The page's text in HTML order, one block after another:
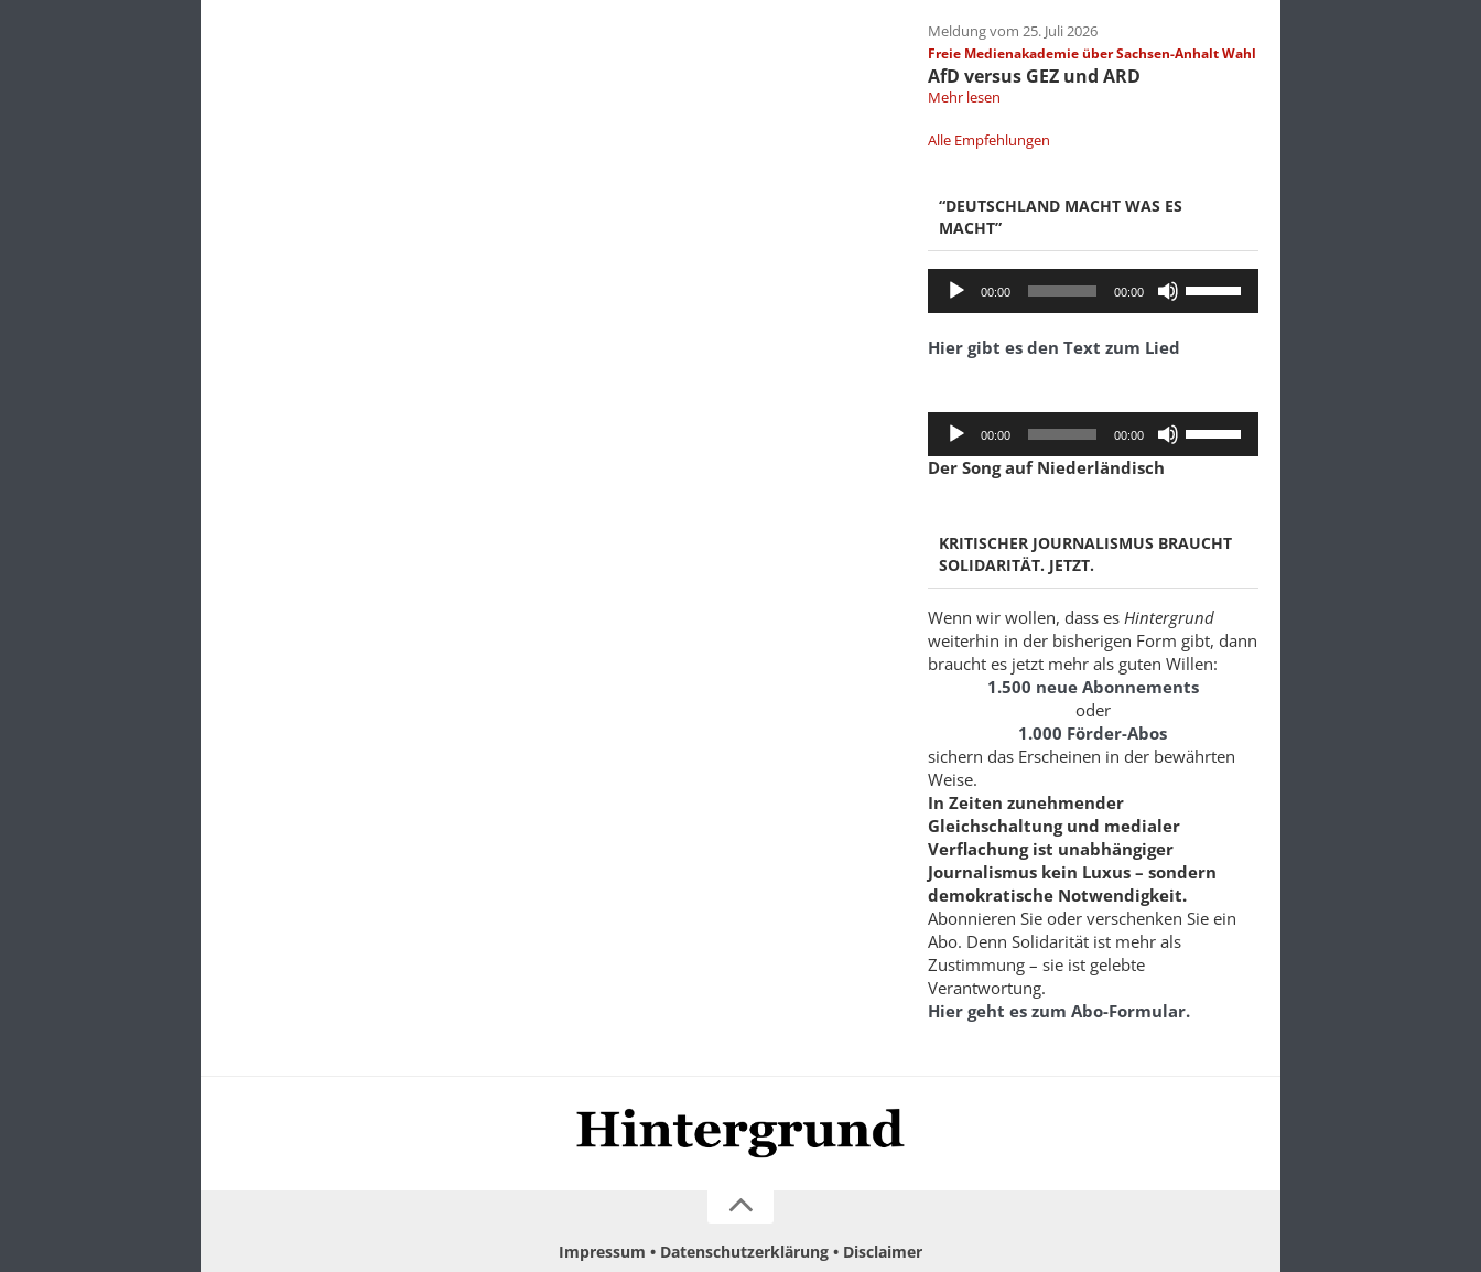
Meldung vom 25. Juli 2026
Freie Medienakademie über Sachsen-Anhalt Wahl
AfD versus GEZ und ARD
Mehr lesen
Alle Empfehlungen
“DEUTSCHLAND MACHT WAS ES
MACHT”
Audio-
Player
00:00 00:00
zu
regeln.
Hier gibt es den Text zum Lied
Audio-
Player
00:00 00:00
Lautstärke
regeln.
Der Song auf Niederländisch
KRITISCHER JOURNALISMUS BRAUCHT
SOLIDARITÄT. JETZT.
Wenn wir wollen, dass es Hintergrund
weiterhin in der bisherigen Form gibt, dann
braucht es jetzt mehr als guten Willen:
1.500 neue Abonnements
oder
1.000 Förder-Abos
sichern das Erscheinen in der bewährten
Weise.
In Zeiten zunehmender
Gleichschaltung und medialer
Verflachung ist unabhängiger
Journalismus kein Luxus – sondern
demokratische Notwendigkeit.
Abonnieren Sie oder verschenken Sie ein
Abo. Denn Solidarität ist mehr als
Zustimmung – sie ist gelebte
Verantwortung.
Hier geht es zum Abo-Formular.
Impressum Datenschutzerklärung Disclaimer